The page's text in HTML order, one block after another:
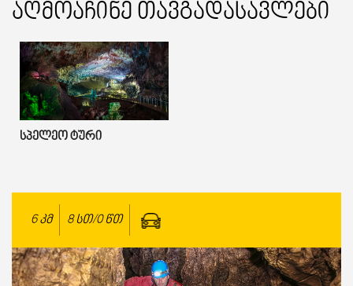
აღმოაჩინე თავგადასავლები
Სპელეო Ტური
6 კმ 8 სთ/0 წთ